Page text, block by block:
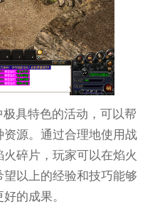
具特色的活动，可以帮
源。通过合理地使用战
碎片，玩家可以在焰火
以上的经验和技巧能够
的成果。